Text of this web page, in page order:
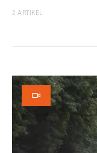
2 ARTIKEL